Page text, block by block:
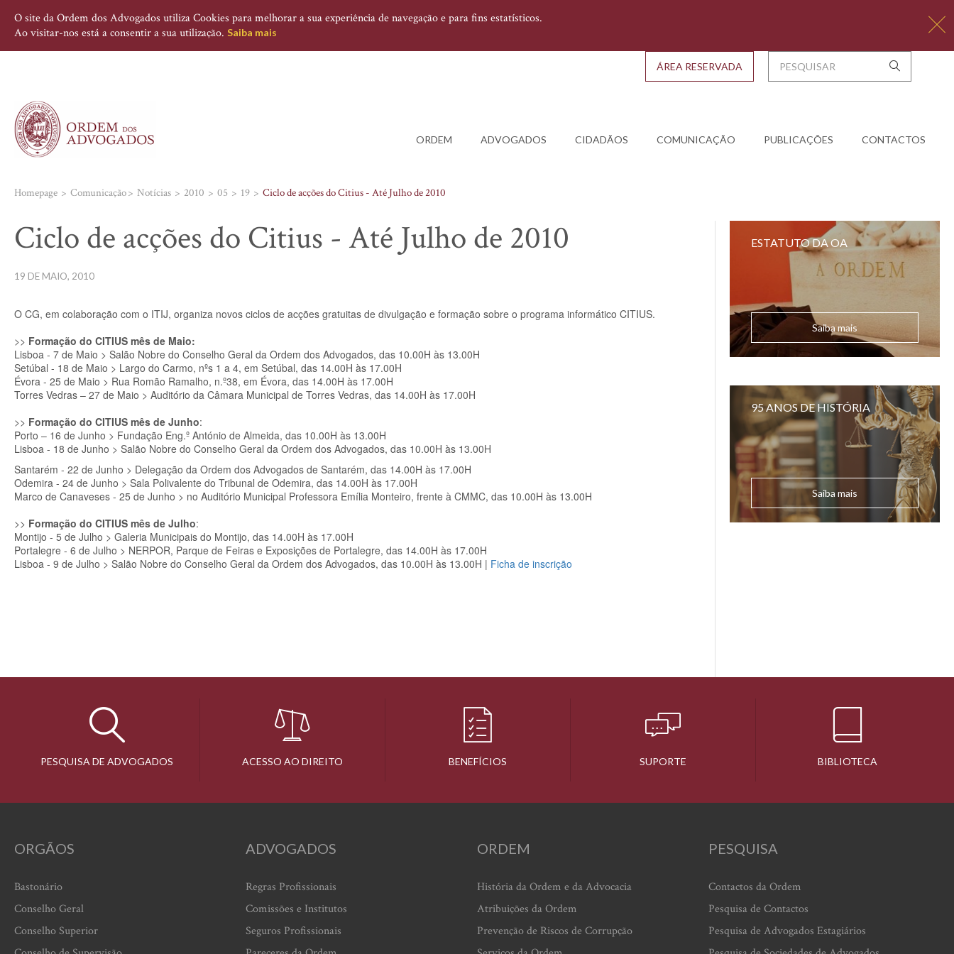
O site da Ordem dos Advogados utiliza Cookies para melhorar a sua experiência de navegação e para fins estatísticos.
Ao visitar-nos está a consentir a sua utilização. Saiba mais
ORDEM ADVOGADOS CIDADÃOS COMUNICAÇÃO PUBLICAÇÕES CONTACTOS
ÁREA RESERVADA
Homepage Comunicação Notícias 2010 05 19 Ciclo de acções do Citius - Até Julho de 2010
Ciclo de acções do Citius - Até Julho de 2010
19 DE MAIO, 2010
O CG, em colaboração com o ITIJ, organiza novos ciclos de acções gratuitas de divulgação e formação sobre o programa informático CITIUS.
>> Formação do CITIUS mês de Maio:
Lisboa - 7 de Maio > Salão Nobre do Conselho Geral da Ordem dos Advogados, das 10.00H às 13.00H
Setúbal - 18 de Maio > Largo do Carmo, nºs 1 a 4, em Setúbal, das 14.00H às 17.00H
Évora - 25 de Maio > Rua Romão Ramalho, n.º38, em Évora, das 14.00H às 17.00H
Torres Vedras – 27 de Maio > Auditório da Câmara Municipal de Torres Vedras, das 14.00H às 17.00H
>> Formação do CITIUS mês de Junho:
Porto – 16 de Junho > Fundação Eng.º António de Almeida, das 10.00H às 13.00H
Lisboa - 18 de Junho > Salão Nobre do Conselho Geral da Ordem dos Advogados, das 10.00H às 13.00H
Santarém - 22 de Junho > Delegação da Ordem dos Advogados de Santarém, das 14.00H às 17.00H
Odemira - 24 de Junho > Sala Polivalente do Tribunal de Odemira, das 14.00H às 17.00H
Marco de Canaveses - 25 de Junho > no Auditório Municipal Professora Emília Monteiro, frente à CMMC, das 10.00H às 13.00H
>> Formação do CITIUS mês de Julho:
Montijo - 5 de Julho > Galeria Municipais do Montijo, das 14.00H às 17.00H
Portalegre - 6 de Julho > NERPOR, Parque de Feiras e Exposições de Portalegre, das 14.00H às 17.00H
Lisboa - 9 de Julho > Salão Nobre do Conselho Geral da Ordem dos Advogados, das 10.00H às 13.00H | Ficha de inscrição
ESTATUTO DA OA
Saiba mais
95 ANOS DE HISTÓRIA
Saiba mais
PESQUISA DE ADVOGADOS ACESSO AO DIREITO BENEFÍCIOS SUPORTE BIBLIOTECA
ORGÃOS
Bastonário
Conselho Geral
Conselho Superior
ADVOGADOS
Regras Profissionais
Comissões e Institutos
Seguros Profissionais
ORDEM
História da Ordem e da Advocacia
Atribuições da Ordem
Prevenção de Riscos de Corrupção
PESQUISA
Contactos da Ordem
Pesquisa de Contactos
Pesquisa de Advogados Estagiários